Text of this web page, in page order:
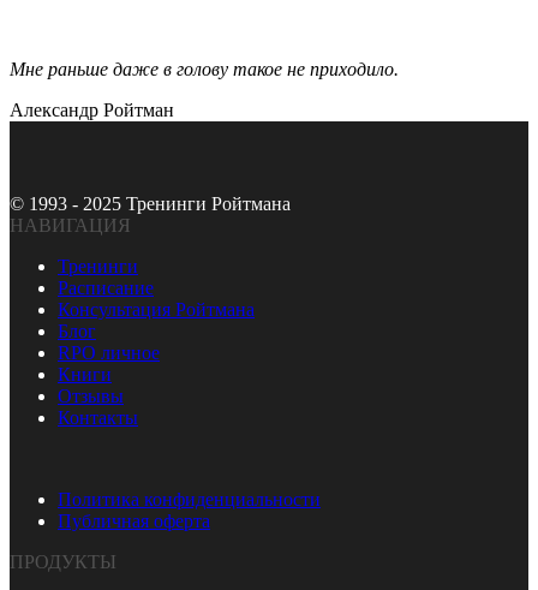
Мне раньше даже в голову такое не приходило.
Александр Ройтман
© 1993 - 2025 Тренинги Ройтмана
НАВИГАЦИЯ
Тренинги
Расписание
Консультация Ройтмана
Блог
RPO личное
Книги
Отзывы
Контакты
Политика конфиденциальности
Публичная оферта
ПРОДУКТЫ